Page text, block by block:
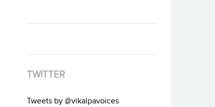
TWITTER
Tweets by @vikalpavoices